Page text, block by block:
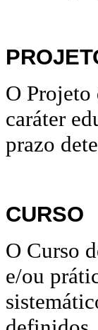
O Projeto
caráter
prazo
CURSO
O Curso
e/ou